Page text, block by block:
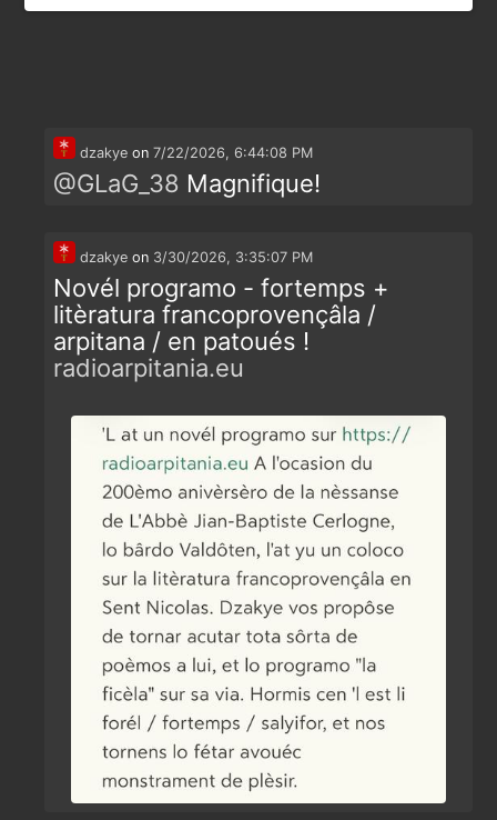
dzakye on 7/22/2026, 6:44:08 PM
@GLaG_38 Magnifique!
dzakye on 3/30/2026, 3:35:07 PM
Novél programo - fortemps +
litèratura francoprovençâla /
arpitana / en patoués !
radioarpitania.eu